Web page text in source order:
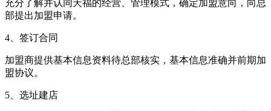
充分了解并认同天福的经营、管理模式，确定加盟意向，向总
部提出加盟申请。
4、签订合同
加盟商提供基本信息资料待总部核实，基本信息准确并前期加
盟协议。
5、选址建店